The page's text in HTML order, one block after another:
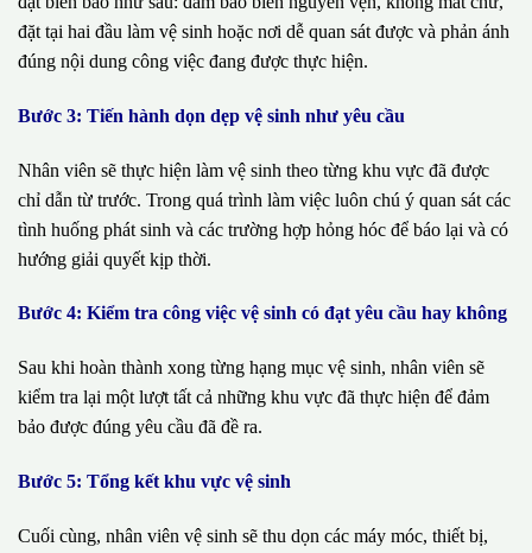
đặt tại hai đầu làm vệ sinh hoặc nơi dễ quan sát được và phản ánh
đúng nội dung công việc đang được thực hiện.
Bước 3: Tiến hành dọn dẹp vệ sinh như yêu cầu
Nhân viên sẽ thực hiện làm vệ sinh theo từng khu vực đã được
chỉ dẫn từ trước. Trong quá trình làm việc luôn chú ý quan sát các
tình huống phát sinh và các trường hợp hỏng hóc để báo lại và có
hướng giải quyết kịp thời.
Bước 4: Kiểm tra công việc vệ sinh có đạt yêu cầu hay không
Sau khi hoàn thành xong từng hạng mục vệ sinh, nhân viên sẽ
kiểm tra lại một lượt tất cả những khu vực đã thực hiện để đảm
bảo được đúng yêu cầu đã đề ra.
Bước 5: Tổng kết khu vực vệ sinh
Cuối cùng, nhân viên vệ sinh sẽ thu dọn các máy móc, thiết bị,